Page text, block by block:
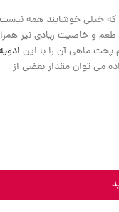
خیلی خوشایند همه
و خاصیت زیادی نیز
پخت ماهی آن را با این
می توان مقدار بعضی از